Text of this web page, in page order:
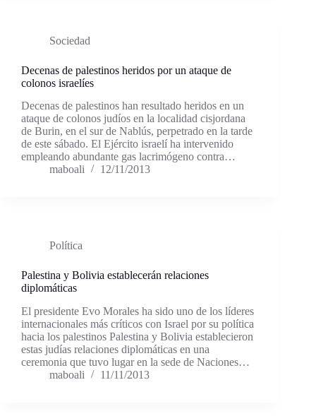
Sociedad
Decenas de palestinos heridos por un ataque de
colonos israelíes
Decenas de palestinos han resultado heridos en un
ataque de colonos judíos en la localidad cisjordana
de Burin, en el sur de Nablús, perpetrado en la tarde
de este sábado. El Ejército israelí ha intervenido
empleando abundante gas lacrimógeno contra…
maboali
12/11/2013
Política
Palestina y Bolivia establecerán relaciones
diplomáticas
El presidente Evo Morales ha sido uno de los líderes
internacionales más críticos con Israel por su política
hacia los palestinos Palestina y Bolivia establecieron
estas judías relaciones diplomáticas en una
ceremonia que tuvo lugar en la sede de Naciones…
maboali
11/11/2013